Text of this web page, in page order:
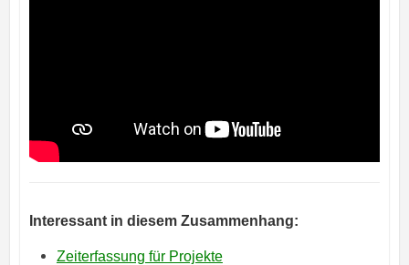
Interessant in diesem Zusammenhang:
Zeiterfassung für Projekte